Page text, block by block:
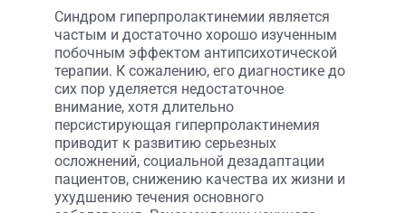
Синдром гиперпролактинемии является
частым и достаточно хорошо изученным
побочным эффектом антипсихотической
терапии. К сожалению, его диагностике до
сих пор уделяется недостаточное
внимание, хотя длительно
персистирующая гиперпролактинемия
приводит к развитию серьезных
осложнений, социальной дезадаптации
пациентов, снижению качества их жизни и
ухудшению течения основного